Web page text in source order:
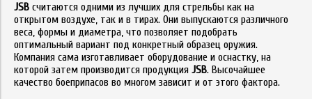
JSB считаются одними из лучших для стрельбы как на
открытом воздухе, так и в тирах. Они выпускаются различного
веса, формы и диаметра, что позволяет подобрать
оптимальный вариант под конкретный образец оружия.
Компания сама изготавливает оборудование и оснастку, на
которой затем производится продукция JSB. Высочайшее
качество боеприпасов во многом зависит и от этого фактора.